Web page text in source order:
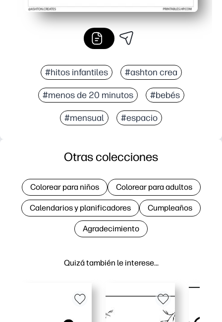
#hitos infantiles #ashton crea
#menos de 20 minutos #bebés
#mensual #espacio
Quizá también le interese…
Otras colecciones
Colorear para niños Colorear para adultos
Calendarios y planificadores Cumpleaños
Agradecimiento